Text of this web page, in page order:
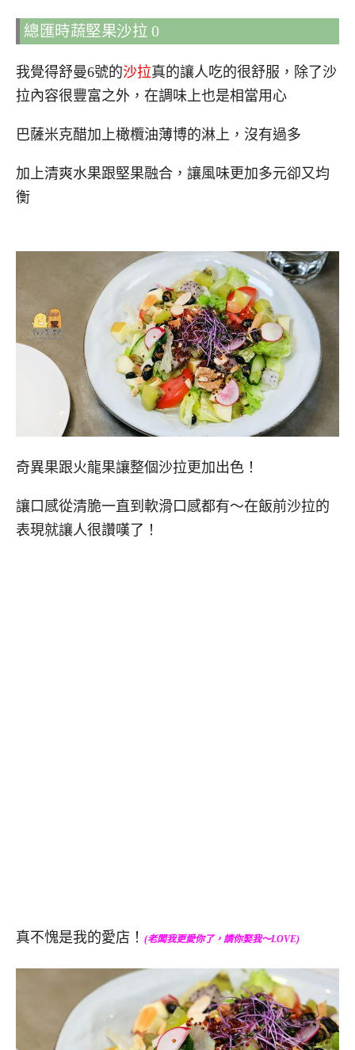
總匯時蔬堅果沙拉 0
我覺得舒曼6號的沙拉真的讓人吃的很舒服，除了沙
拉內容很豐富之外，在調味上也是相當用心
巴薩米克醋加上橄欖油薄博的淋上，沒有過多
加上清爽水果跟堅果融合，讓風味更加多元卻又均
衡
奇異果跟火龍果讓整個沙拉更加出色！
讓口感從清脆一直到軟滑口感都有～在飯前沙拉的
表現就讓人很讚嘆了！
真不愧是我的愛店！ (老闆我更愛你了，請你娶我～LOVE)